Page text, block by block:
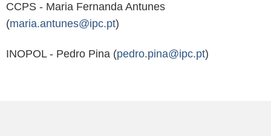
CCPS - Maria Fernanda Antunes
(maria.antunes@ipc.pt)
INOPOL - Pedro Pina (pedro.pina@ipc.pt)